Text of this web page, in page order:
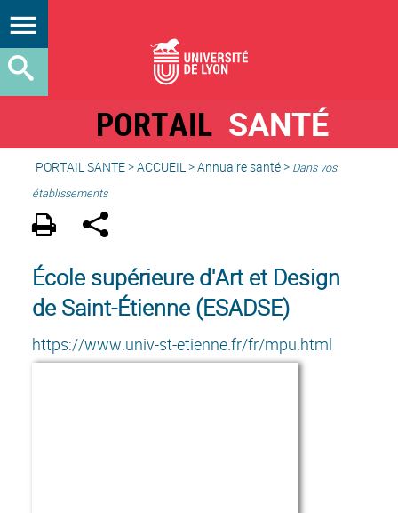
PORTAIL SANTÉ
PORTAIL SANTE>ACCUEIL>Annuaire santé> Dans vos
établissements
École supérieure d'Art et Design
de Saint-Étienne (ESADSE)
https://www.univ-st-etienne.fr/fr/mpu.html